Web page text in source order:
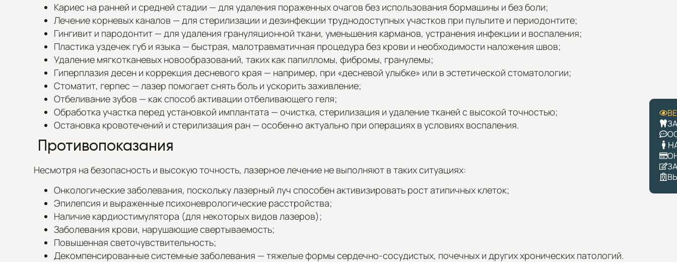
Кариес на ранней и средней стадии — для удаления пораженных очагов без использования бормашины и без боли;
Лечение корневых каналов — для стерилизации и дезинфекции труднодоступных участков при пульпите и периодонтите;
Гингивит и пародонтит — для удаления грануляционной ткани, уменьшения карманов, устранения инфекции и воспаления;
Пластика уздечек губ и языка — быстрая, малотравматичная процедура без крови и необходимости наложения швов;
Удаление мягкотканевых новообразований, таких как папилломы, фибромы, гранулемы;
Гиперплазия десен и коррекция десневого края — например, при «десневой улыбке» или в эстетической стоматологии;
Стоматит, герпес — лазер помогает снять боль и ускорить заживление;
Отбеливание зубов — как способ активации отбеливающего геля;
Обработка участка перед установкой имплантата — очистка, стерилизация и удаление тканей с высокой точностью;
Остановка кровотечений и стерилизация ран — особенно актуально при операциях в условиях воспаления.
Противопоказания
Несмотря на безопасность и высокую точность, лазерное лечение не выполняют в таких ситуациях:
Онкологические заболевания, поскольку лазерный луч способен активизировать рост атипичных клеток;
Эпилепсия и выраженные психоневрологические расстройства;
Наличие кардиостимулятора (для некоторых видов лазеров);
Заболевания крови, нарушающие свертываемость;
Повышенная светочувствительность;
Декомпенсированные системные заболевания — тяжелые формы сердечно-сосудистых, почечных и других хронических патологий.